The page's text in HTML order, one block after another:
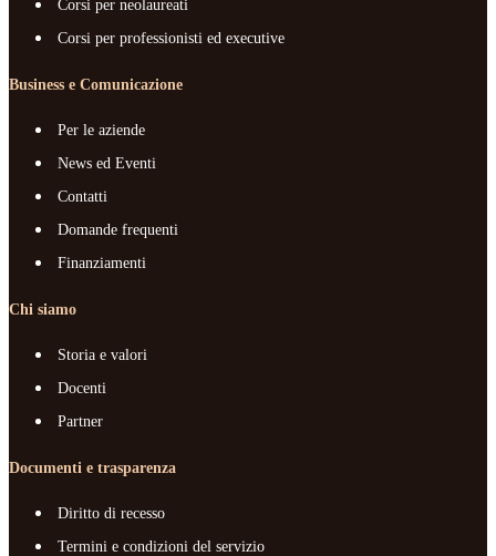
Corsi per neolaureati
Corsi per professionisti ed executive
Business e Comunicazione
Per le aziende
News ed Eventi
Contatti
Domande frequenti
Finanziamenti
Chi siamo
Storia e valori
Docenti
Partner
Documenti e trasparenza
Diritto di recesso
Termini e condizioni del servizio